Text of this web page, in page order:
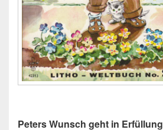
Peters Wunsch geht in Erfüllung